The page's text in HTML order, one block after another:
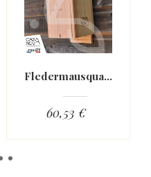
Fledermausquartier Casanova
60,53 €